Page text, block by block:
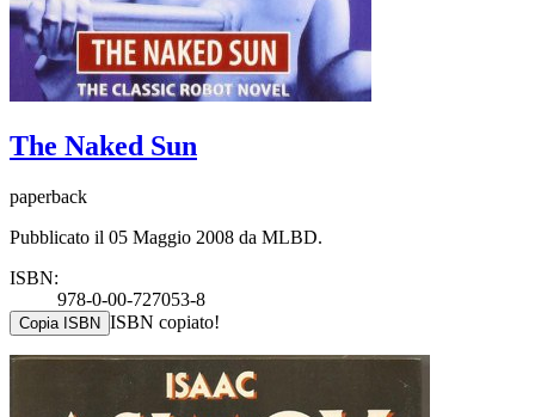
The Naked Sun
paperback
Pubblicato il 05 Maggio 2008 da MLBD.
ISBN:
978-0-00-727053-8
Copia ISBN ISBN copiato!